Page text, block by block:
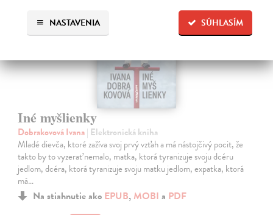
SÚHLASÍM
NASTAVENIA
Iné myšlienky
Dobrakovová Ivana| Elektronická kniha
Mladé dievča, ktoré zažíva svoj prvý vzťah a má nástojčivý pocit, že
takto by to vyzerať nemalo, matka, ktorá tyranizuje svoju dcéru
jedlom, dcéra, ktorá tyranizuje svoju matku jedlom, expatka, ktorá
má…
Na stiahnutie ako EPUB, MOBI a PDF